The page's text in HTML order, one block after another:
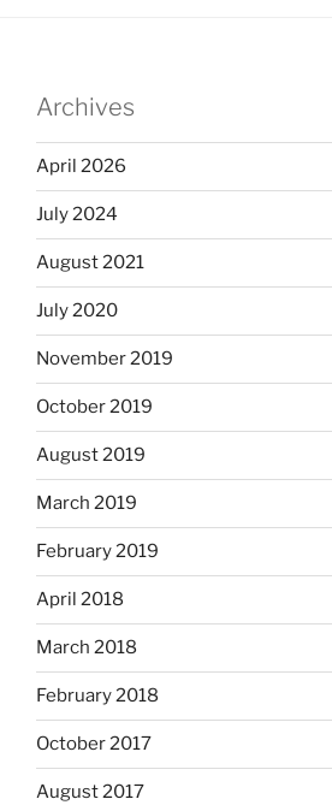
Archives
April 2026
July 2024
August 2021
July 2020
November 2019
October 2019
August 2019
March 2019
February 2019
April 2018
March 2018
February 2018
October 2017
August 2017